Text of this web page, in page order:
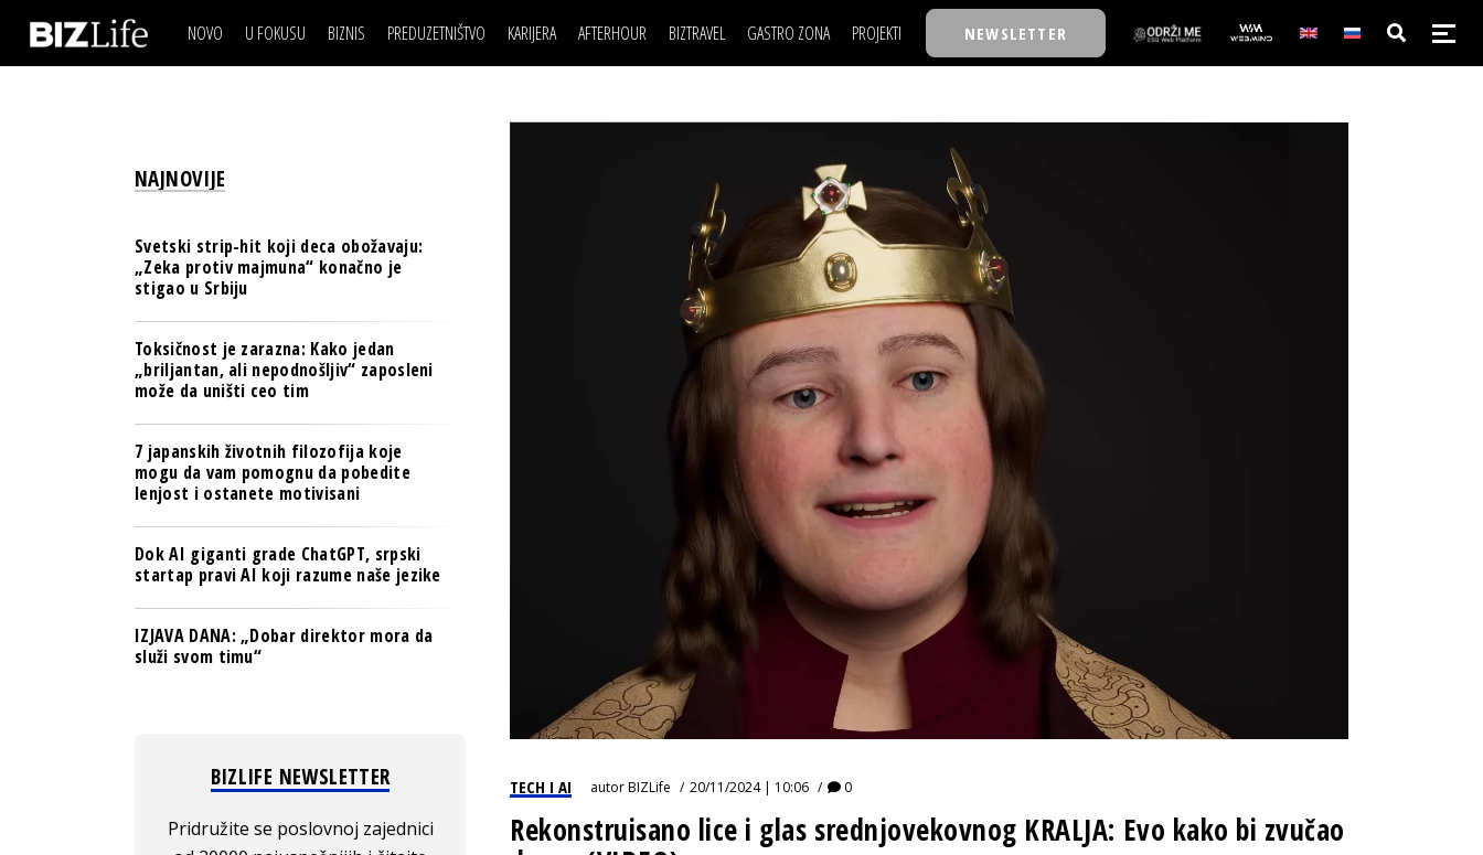
NOVO U FOKUSU BIZNIS
BANKE
TECH I AI
BIZNIS & SPORT
PULS REGIONA
NOVO NA RAFU
PREDUZETNIŠTVO KARIJERA AFTERHOUR BIZTRAVEL GASTRO ZONA PROJEKTI
TASTY TALKS
30 ISPOD 30
BACK TO OFFICE/SCHOOL
BIZBENDOVI
BIZKOLEGIJUM
BMW BIZNIS LIGA
BIZLIFE WEEK
NEWSLETTER
IZJAVA DANABIZNIS SCENA
BREND I KOMUNIKACIJE
OSIGURANJE
TECH I AI
PULS REGIONA
POSAO
MOJ UGAO
FILM I SCENA
AUTO SVET
NAJKOLEGA
30 ISPOD 30
BACK TO OFFICE/SCHOOL
BIZBENDOVI
BIZKOLEGIJUM
BMW BIZNIS LIGA
BIZLIFE WEEK
IZJAVA GODINE
TECH I AI autorBIZLife 20/11/2024 | 10:06 0
Rekonstruisano lice i glas srednjovekovnog KRALJA: Evo kako bi zvučao
NAJNOVIJE
Svetski strip-hit koji deca obožavaju:
„Zeka protiv majmuna“ konačno je
stigao u Srbiju
Toksičnost je zarazna: Kako jedan
„briljantan, ali nepodnošljiv“ zaposleni
može da uništi ceo tim
7 japanskih životnih filozofija koje
mogu da vam pomognu da pobedite
lenjost i ostanete motivisani
Dok AI giganti grade ChatGPT, srpski
startap pravi AI koji razume naše jezike
IZJAVA DANA: „Dobar direktor mora da
služi svom timu“
BIZLIFE NEWSLETTER
Pridružite se poslovnoj zajednici